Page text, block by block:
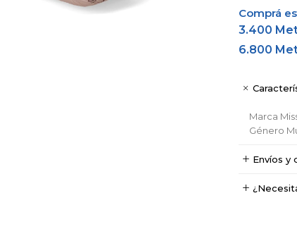
Comprá
3.400
6.800
Marca
Género
Envíos y